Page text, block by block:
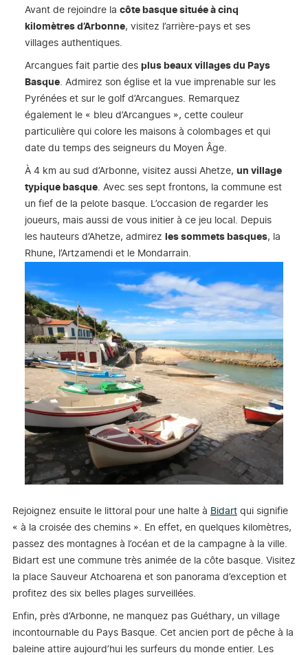
Avant de rejoindre la côte basque située à cinq
kilomètres d’Arbonne, visitez l’arrière-pays et ses
villages authentiques.
Arcangues fait partie des plus beaux villages du Pays
Basque . Admirez son église et la vue imprenable sur les
Pyrénées et sur le golf d’Arcangues. Remarquez
également le « bleu d’Arcangues », cette couleur
particulière qui colore les maisons à colombages et qui
date du temps des seigneurs du Moyen Âge.
À 4 km au sud d’Arbonne, visitez aussi Ahetze, un village
typique basque . Avec ses sept frontons, la commune est
un fief de la pelote basque. L’occasion de regarder les
joueurs, mais aussi de vous initier à ce jeu local. Depuis
les hauteurs d’Ahetze, admirez
les sommets basques, la
Rhune, l’Artzamendi et le Mondarrain.
Rejoignez ensuite le littoral pour une halte à Bidart qui signifie
« à la croisée des chemins ». En effet, en quelques kilomètres,
passez des montagnes à l’océan et de la campagne à la ville.
Bidart est une commune très animée de la côte basque. Visitez
la place Sauveur Atchoarena et son panorama d’exception et
profitez des six belles plages surveillées.
Enfin, près d’Arbonne, ne manquez pas Guéthary, un village
incontournable du Pays Basque. Cet ancien port de pêche à la
baleine attire aujourd’hui les surfeurs du monde entier. Les